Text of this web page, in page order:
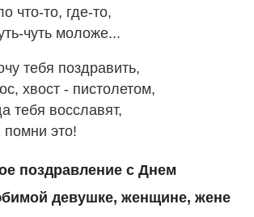
что-то, где-то,
чуть моложе...
тебя поздравить,
хвост - пистолетом,
тебя восславят,
это!
поздравление с Днем
девушке, женщине, жене